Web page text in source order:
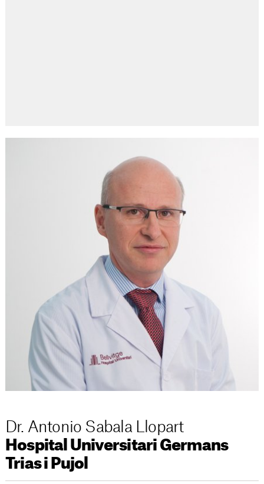
Dr. Antonio Sabala Llopart
Hospital Universitari Germans
Trias i Pujol